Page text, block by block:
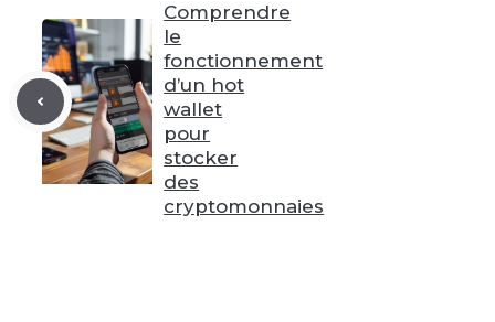
Comprendre
le
fonctionnement
d’un hot
wallet
pour
stocker
des
cryptomonnaies